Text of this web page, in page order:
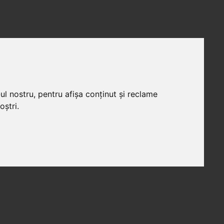
nostru, pentru afișa conținut și reclame